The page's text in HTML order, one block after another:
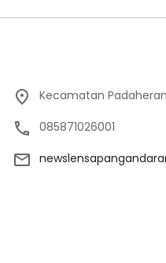
Kecamatan
085871026001